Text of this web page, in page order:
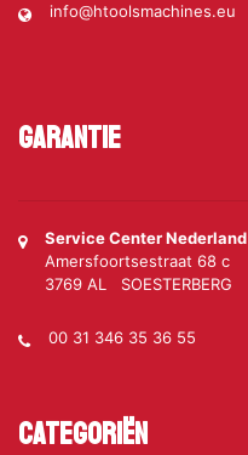
info@htoolsmachines.eu
Garantie
Service Center Nederland
Amersfoortsestraat 68 c
3769 AL SOESTERBERG
00 31 346 35 36 55
Categoriën